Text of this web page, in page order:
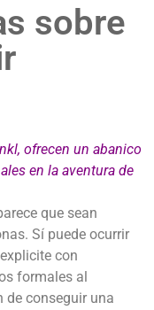
sobre
ofrecen un abanico
en la aventura de
que sean
Sí puede ocurrir
con
formales al
de conseguir una